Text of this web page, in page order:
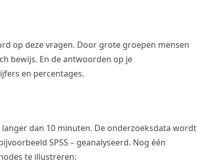
op deze vragen. Door grote groepen mensen
bewijs. En de antwoorden op je
en percentages.
dan 10 minuten. De onderzoeksdata wordt
SPSS – geanalyseerd. Nog één
te illustreren: